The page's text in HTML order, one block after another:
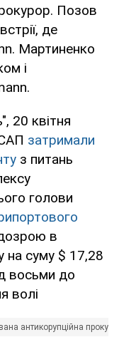
Позов
де
Мартиненко
і
20 квітня
затримали
з питань
голови
в
на суму $ 17,28
восьми до
волі
антикорупційна